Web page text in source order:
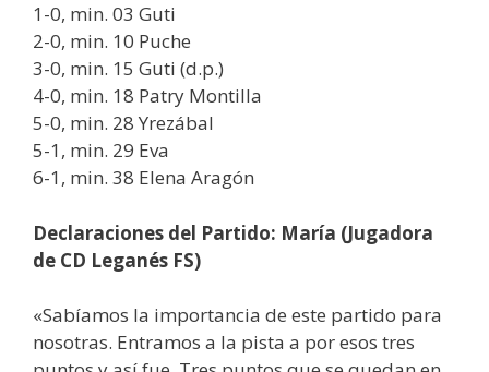
1-0, min. 03 Guti
2-0, min. 10 Puche
3-0, min. 15 Guti (d.p.)
4-0, min. 18 Patry Montilla
5-0, min. 28 Yrezábal
5-1, min. 29 Eva
6-1, min. 38 Elena Aragón
Declaraciones del Partido: María (Jugadora
de CD Leganés FS)
«Sabíamos la importancia de este partido para
nosotras. Entramos a la pista a por esos tres